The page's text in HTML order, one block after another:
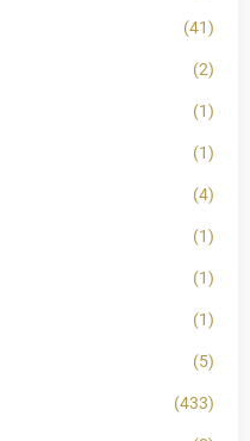
(41)
(2)
(1)
(1)
(4)
(1)
(1)
(1)
(5)
(433)